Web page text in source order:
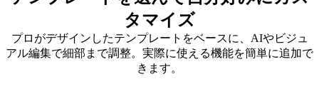
タマイズ
プロがデザインしたテンプレートをベースに、AIやビジュ
アル編集で細部まで調整。実際に使える機能を簡単に追加で
きます。